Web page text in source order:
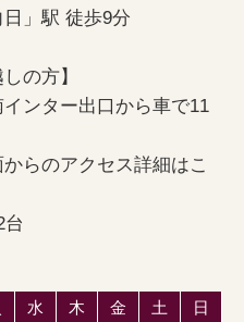
日」駅 徒歩9分
の方】
インター出口から車で11
からのアクセス詳細はこ
台